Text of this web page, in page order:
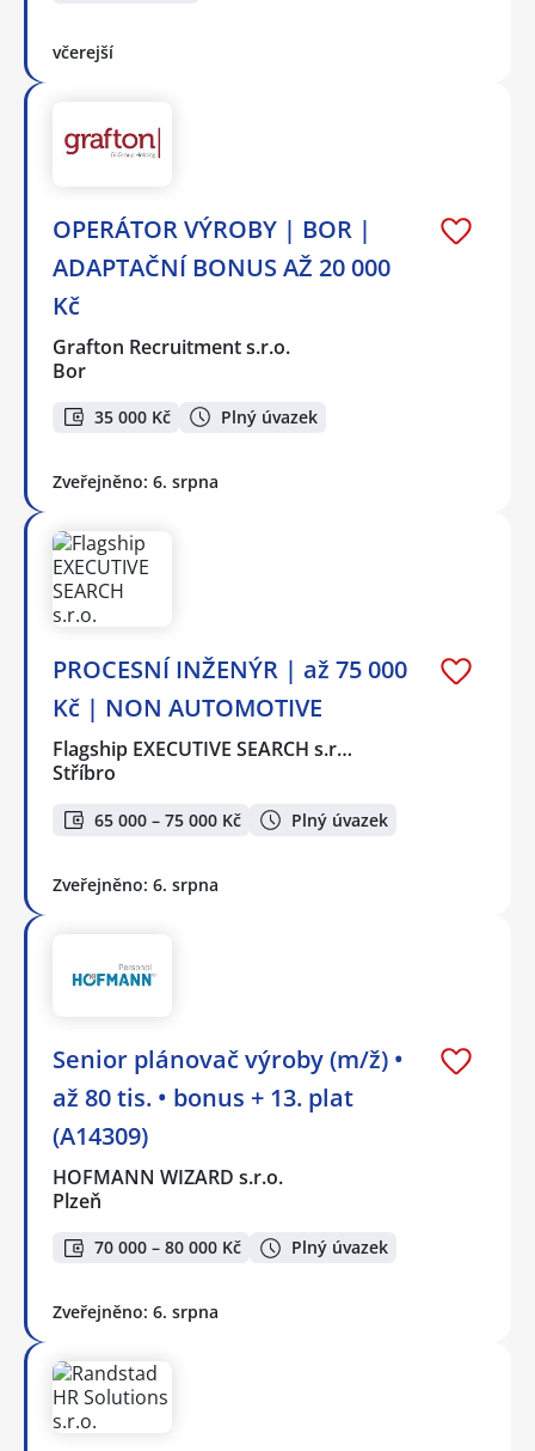
včerejší
OPERÁTOR VÝROBY | BOR |
ADAPTAČNÍ BONUS AŽ 20 000
Kč
Grafton Recruitment s.r.o.
Bor
35 000 Kč Plný úvazek
Zveřejněno: 6. srpna
PROCESNÍ INŽENÝR | až 75 000
Kč | NON AUTOMOTIVE
Flagship EXECUTIVE SEARCH s.r…
Stříbro
65 000 – 75 000 Kč Plný úvazek
Zveřejněno: 6. srpna
Senior plánovač výroby (m/ž) •
až 80 tis. • bonus + 13. plat
(A14309)
HOFMANN WIZARD s.r.o.
Plzeň
70 000 – 80 000 Kč Plný úvazek
Zveřejněno: 6. srpna